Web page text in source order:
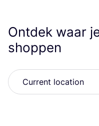
Ontdek waar
shoppen